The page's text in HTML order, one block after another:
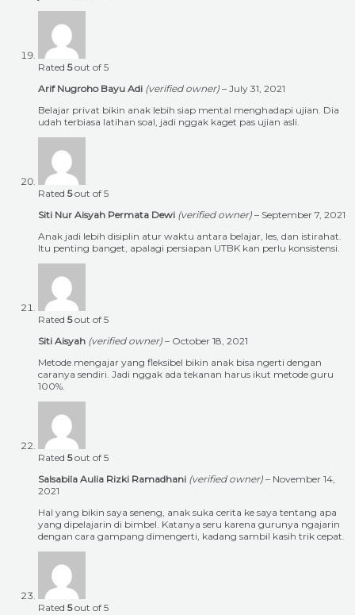
Rated 5out of 5
Arif Nugroho Bayu Adi (verified owner) – July 31, 2021
Belajar privat bikin anak lebih siap mental menghadapi ujian. Dia
udah terbiasa latihan soal, jadi nggak kaget pas ujian asli.
Rated 5out of 5
Siti Nur Aisyah Permata Dewi (verified owner) – September 7, 2021
Anak jadi lebih disiplin atur waktu antara belajar, les, dan istirahat.
Itu penting banget, apalagi persiapan UTBK kan perlu konsistensi.
Rated 5out of 5
Siti Aisyah (verified owner) – October 18, 2021
Metode mengajar yang fleksibel bikin anak bisa ngerti dengan
caranya sendiri. Jadi nggak ada tekanan harus ikut metode guru
100%.
Rated 5out of 5
Salsabila Aulia Rizki Ramadhani (verified owner) – November 14,
2021
Hal yang bikin saya seneng, anak suka cerita ke saya tentang apa
yang dipelajarin di bimbel. Katanya seru karena gurunya ngajarin
dengan cara gampang dimengerti, kadang sambil kasih trik cepat.
Rated 5out of 5